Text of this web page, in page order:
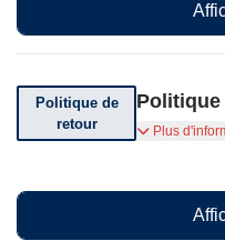
Politique de
retour
Vous
les 365
Plus